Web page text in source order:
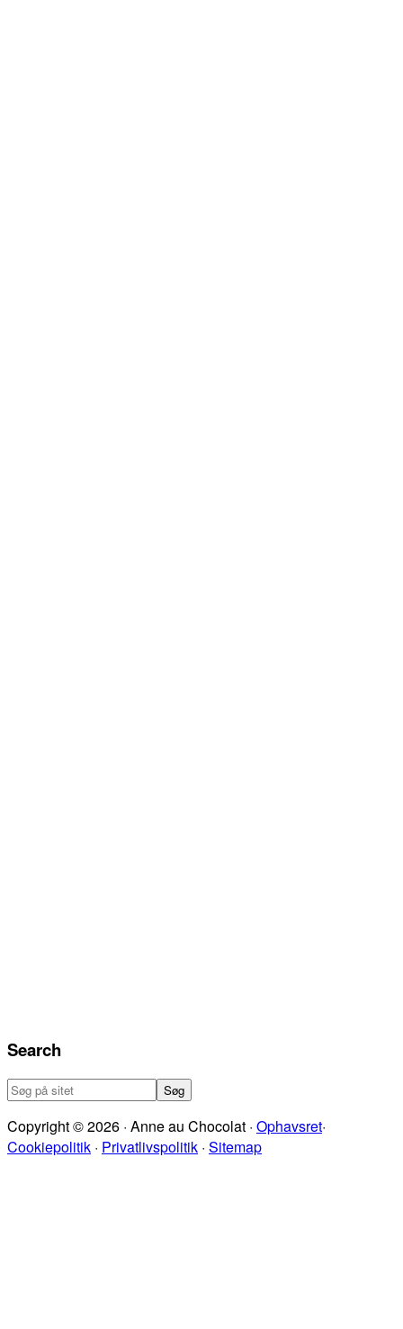
Search
Søg
sitet
Copyright © 2026 · Anne au Chocolat · Ophavsret·
Cookiepolitik · Privatlivspolitik · Sitemap